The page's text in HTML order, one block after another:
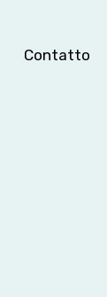
Contatto